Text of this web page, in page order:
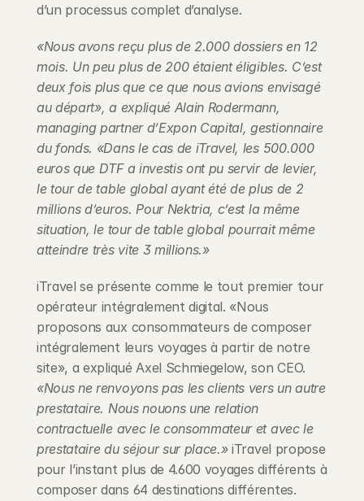
d’un processus complet d’analyse.
«Nous avons reçu plus de 2.000 dossiers en 12
mois. Un peu plus de 200 étaient éligibles. C’est
deux fois plus que ce que nous avions envisagé
au départ», a expliqué Alain Rodermann,
managing partner d’Expon Capital, gestionnaire
du fonds. «Dans le cas de iTravel, les 500.000
euros que DTF a investis ont pu servir de levier,
le tour de table global ayant été de plus de 2
millions d’euros. Pour Nektria, c’est la même
situation, le tour de table global pourrait même
atteindre très vite 3 millions.»
iTravel se présente comme le tout premier tour
opérateur intégralement digital. «Nous
proposons aux consommateurs de composer
intégralement leurs voyages à partir de notre
«Nous ne renvoyons pas les clients vers un autre
prestataire. Nous nouons une relation
contractuelle avec le consommateur et avec le
prestataire du séjour sur place.» iTravel propose
pour l’instant plus de 4.600 voyages différents à
composer dans 64 destinations différentes.